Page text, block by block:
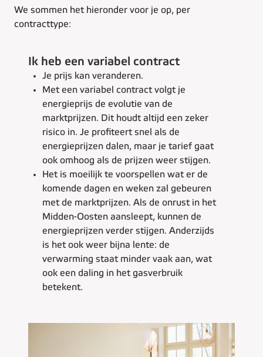
We sommen het hieronder voor je op, per
contracttype:
Ik heb een variabel contract
Je prijs kan veranderen.
Met een variabel contract volgt je
energieprijs de evolutie van de
marktprijzen. Dit houdt altijd een zeker
risico in. Je profiteert snel als de
energieprijzen dalen, maar je tarief gaat
ook omhoog als de prijzen weer stijgen.
Het is moeilijk te voorspellen wat er de
komende dagen en weken zal gebeuren
met de marktprijzen. Als de onrust in het
Midden-Oosten aansleept, kunnen de
energieprijzen verder stijgen. Anderzijds
is het ook weer bijna lente: de
verwarming staat minder vaak aan, wat
ook een daling in het gasverbruik
betekent.